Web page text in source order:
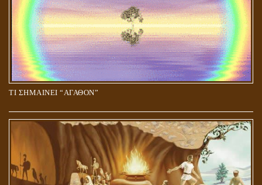
ΤΙ ΣΗΜΑΙΝΕΙ “ΑΓΑΘΟΝ”